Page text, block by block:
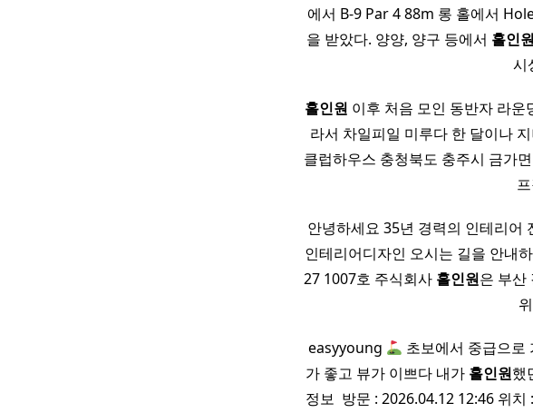
에서 B-9 Par 4 88m 롱 홀에서
을 받았다. 양양, 양구 등에서 홀인원
시
홀인원 이후 처음 모인 동반자 라운
라서 차일피일 미루다 한 달이나
클럽하우스 충청북도 충주시 금가
안녕하세요 35년 경력의 인테리어
인테리어디자인 오시는 길을 안내
27 1007호 주식회사 홀인원은 부산
easyyoung 초보에서 중급으로
가 좋고 뷰가 이쁘다 내가 홀인원했
정보 ​ 방문 : 2026.04.12 12:46 위